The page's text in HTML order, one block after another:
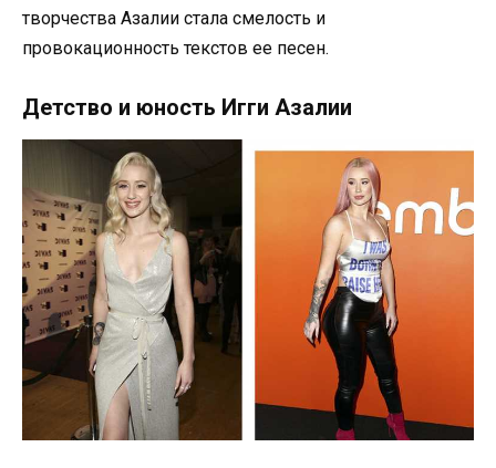
творчества Азалии стала смелость и
провокационность текстов ее песен.
Детство и юность Игги Азалии